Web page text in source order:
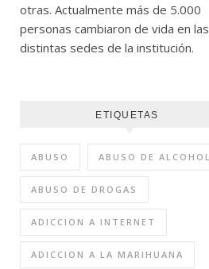
otras. Actualmente más de 5.000
personas cambiaron de vida en las
distintas sedes de la institución.
ETIQUETAS
ABUSO ABUSO DE ALCOHOL
ABUSO DE DROGAS
ADICCION A INTERNET
ADICCION A LA MARIHUANA